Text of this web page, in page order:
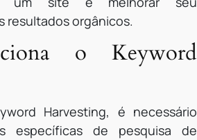
resultados orgânicos.
o Keyword
Harvesting, é necessário
específicas de pesquisa de